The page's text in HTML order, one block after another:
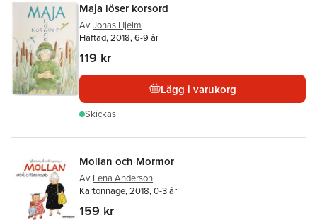
Maja löser korsord
Av Jonas Hjelm
Häftad, 2018, 6-9 år
119 kr
Lägg i varukorg
Skickas
Mollan och Mormor
Av Lena Anderson
Kartonnage, 2018, 0-3 år
159 kr